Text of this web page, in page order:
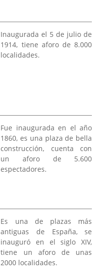
Inaugurada el 5 de julio de
1914, tiene aforo de 8.000
localidades.
Fue inaugurada en el año
1860, es una plaza de bella
construcción, cuenta con
un aforo de 5.600
espectadores.
Es una de plazas más
antiguas de España, se
inauguró en el siglo XIV,
tiene un aforo de unas
2000 localidades.